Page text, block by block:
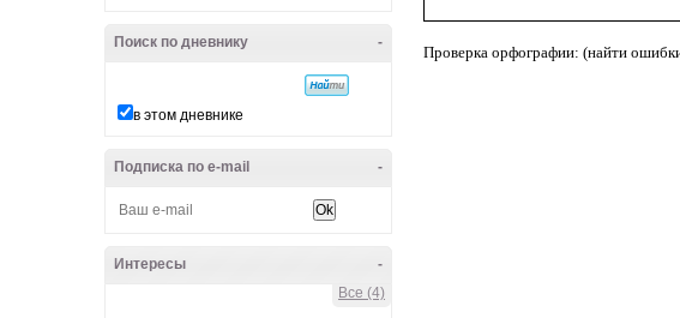
-
Поиск по дневнику
в этом дневнике
-
Подписка по e-mail
-
Интересы
Все (4)
Проверка орфографии: (найти